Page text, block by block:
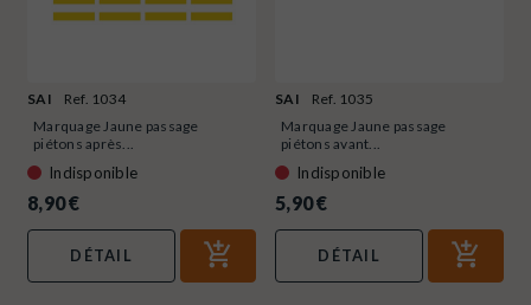
SAI
Ref. 1034
Marquage Jaune passage
piétons après...
Indisponible
8,90 €
DÉTAIL
SAI
Ref. 1035
Marquage Jaune passage
piétons avant...
Indisponible
5,90 €
DÉTAIL